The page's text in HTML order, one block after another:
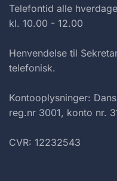
Telefontid alle hverdage
kl. 10.00 - 12.00
Henvendelse til
telefonisk.
Kontooplysninger:
reg.nr 3001, konto nr.
CVR: 12232543